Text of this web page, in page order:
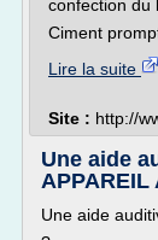
confection du
Ciment prompt
Lire la suite
Site : http://
Une aide
APPAREIL
Une aide